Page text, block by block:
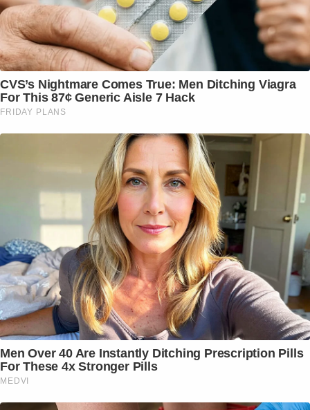
CVS’s Nightmare Comes True: Men Ditching Viagra
For This 87¢ Generic Aisle 7 Hack
FRIDAY PLANS
Men Over 40 Are Instantly Ditching Prescription Pills
For These 4x Stronger Pills
MEDVI